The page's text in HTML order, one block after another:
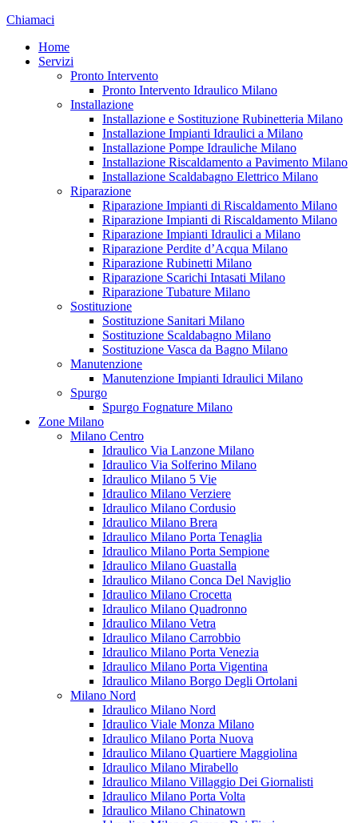
Chiamaci
Home
Servizi
Pronto Intervento
Pronto Intervento Idraulico Milano
Installazione
Installazione e Sostituzione Rubinetteria Milano
Installazione Impianti Idraulici a Milano
Installazione Pompe Idrauliche Milano
Installazione Riscaldamento a Pavimento Milano
Installazione Scaldabagno Elettrico Milano
Riparazione
Riparazione Impianti di Riscaldamento Milano
Riparazione Impianti di Riscaldamento Milano
Riparazione Impianti Idraulici a Milano
Riparazione Perdite d’Acqua Milano
Riparazione Rubinetti Milano
Riparazione Scarichi Intasati Milano
Riparazione Tubature Milano
Sostituzione
Sostituzione Sanitari Milano
Sostituzione Scaldabagno Milano
Sostituzione Vasca da Bagno Milano
Manutenzione
Manutenzione Impianti Idraulici Milano
Spurgo
Spurgo Fognature Milano
Zone Milano
Milano Centro
Idraulico Via Lanzone Milano
Idraulico Via Solferino Milano
Idraulico Milano 5 Vie
Idraulico Milano Verziere
Idraulico Milano Cordusio
Idraulico Milano Brera
Idraulico Milano Porta Tenaglia
Idraulico Milano Porta Sempione
Idraulico Milano Guastalla
Idraulico Milano Conca Del Naviglio
Idraulico Milano Crocetta
Idraulico Milano Quadronno
Idraulico Milano Vetra
Idraulico Milano Carrobbio
Idraulico Milano Porta Venezia
Idraulico Milano Porta Vigentina
Idraulico Milano Borgo Degli Ortolani
Milano Nord
Idraulico Milano Nord
Idraulico Viale Monza Milano
Idraulico Milano Porta Nuova
Idraulico Milano Quartiere Maggiolina
Idraulico Milano Mirabello
Idraulico Milano Villaggio Dei Giornalisti
Idraulico Milano Porta Volta
Idraulico Milano Chinatown